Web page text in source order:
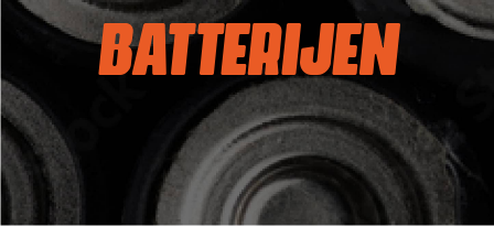
BATTERIJEN